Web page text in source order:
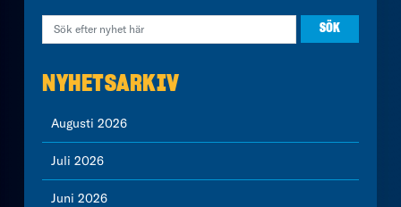
NYHETSARKIV
Augusti 2026
Juli 2026
Juni 2026